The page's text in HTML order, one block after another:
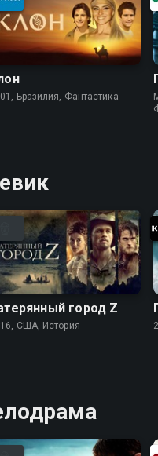
Бразилия, Фантастика
город Z
США, История